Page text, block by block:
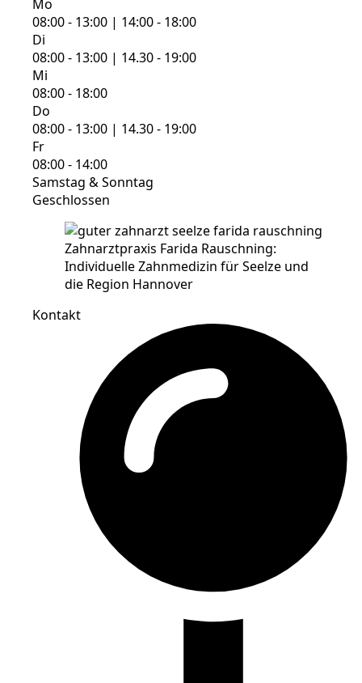
Mo
08:00 - 13:00 | 14:00 - 18:00
Di
08:00 - 13:00 | 14.30 - 19:00
Mi
08:00 - 18:00
Do
08:00 - 13:00 | 14.30 - 19:00
Fr
08:00 - 14:00
Samstag & Sonntag
Geschlossen
Kontakt